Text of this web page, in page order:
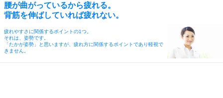
腰が曲がっているから疲れる。
背筋を伸ばしていれば疲れない。
疲れやすさに関係するポイントの1つ。
それは、姿勢です。
「たかが姿勢」と思いますが、疲れ方に関係するポイントであり軽視で
きません。